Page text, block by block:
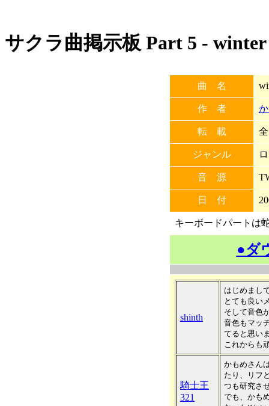
サクラ曲掲示板 Part 5 -
曲 名
作 者
転 載
ジャンル
音 源
日 付
キーボードパートは
●ダ
shinth
はじめまし
とても良い
そして音色
音色もマッ
てると思い
これからも
騎士王
321
かもめさん
たり、リフ
つも研究さ
でも、かも